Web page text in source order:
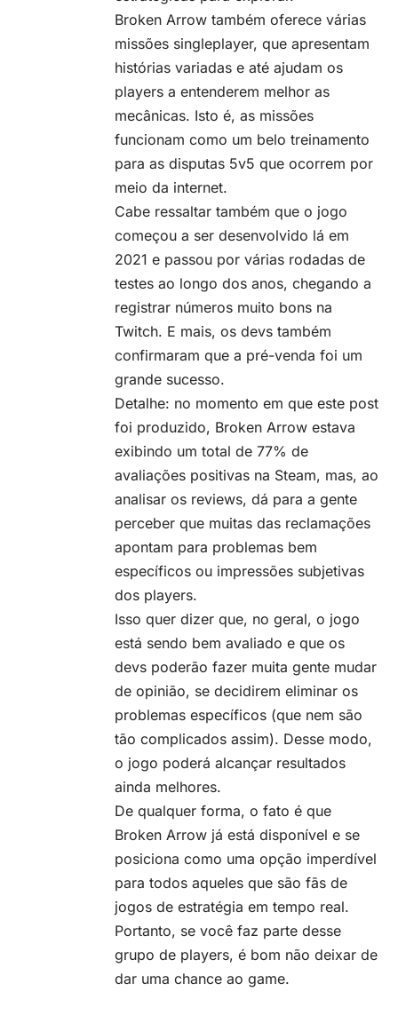
Broken Arrow também oferece várias
missões singleplayer, que apresentam
histórias variadas e até ajudam os
players a entenderem melhor as
mecânicas. Isto é, as missões
funcionam como um belo treinamento
para as disputas 5v5 que ocorrem por
meio da internet.
Cabe ressaltar também que o jogo
começou a ser desenvolvido lá em
2021 e passou por várias rodadas de
testes ao longo dos anos, chegando a
registrar números muito bons na
Twitch. E mais, os devs também
confirmaram que a pré-venda foi um
grande sucesso.
Detalhe: no momento em que este post
foi produzido, Broken Arrow estava
exibindo um total de 77% de
avaliações positivas na Steam, mas, ao
analisar os reviews, dá para a gente
perceber que muitas das reclamações
apontam para problemas bem
específicos ou impressões subjetivas
dos players.
Isso quer dizer que, no geral, o jogo
está sendo bem avaliado e que os
devs poderão fazer muita gente mudar
de opinião, se decidirem eliminar os
problemas específicos (que nem são
tão complicados assim). Desse modo,
o jogo poderá alcançar resultados
ainda melhores.
De qualquer forma, o fato é que
Broken Arrow já está disponível e se
posiciona como uma opção imperdível
para todos aqueles que são fãs de
jogos de estratégia em tempo real.
Portanto, se você faz parte desse
grupo de players, é bom não deixar de
dar uma chance ao game.